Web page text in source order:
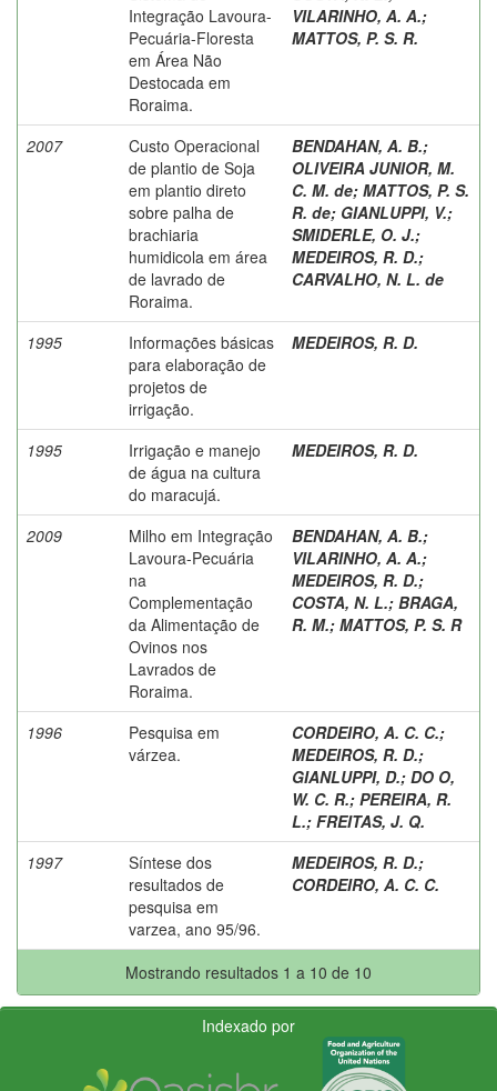
Integração Lavoura-
Pecuária-Floresta
em Área Não
Destocada em
Roraima.
VILARINHO, A. A.;
MATTOS, P. S. R.
2007
Custo Operacional
de plantio de Soja
em plantio direto
sobre palha de
brachiaria
humidicola em área
de lavrado de
Roraima.
BENDAHAN, A. B.;
OLIVEIRA JUNIOR, M.
C. M. de; MATTOS, P. S.
R. de; GIANLUPPI, V.;
SMIDERLE, O. J.;
MEDEIROS, R. D.;
CARVALHO, N. L. de
1995
Informações básicas
para elaboração de
projetos de
irrigação.
MEDEIROS, R. D.
1995
Irrigação e manejo
de água na cultura
do maracujá.
MEDEIROS, R. D.
2009
Milho em Integração
Lavoura-Pecuária
na
Complementação
da Alimentação de
Ovinos nos
Lavrados de
Roraima.
BENDAHAN, A. B.;
VILARINHO, A. A.;
MEDEIROS, R. D.;
COSTA, N. L.; BRAGA,
R. M.; MATTOS, P. S. R
1996
Pesquisa em
várzea.
CORDEIRO, A. C. C.;
MEDEIROS, R. D.;
GIANLUPPI, D.; DO O,
W. C. R.; PEREIRA, R.
L.; FREITAS, J. Q.
1997
Síntese dos
resultados de
pesquisa em
varzea, ano 95/96.
MEDEIROS, R. D.;
CORDEIRO, A. C. C.
Mostrando resultados 1 a 10 de 10
Indexado por